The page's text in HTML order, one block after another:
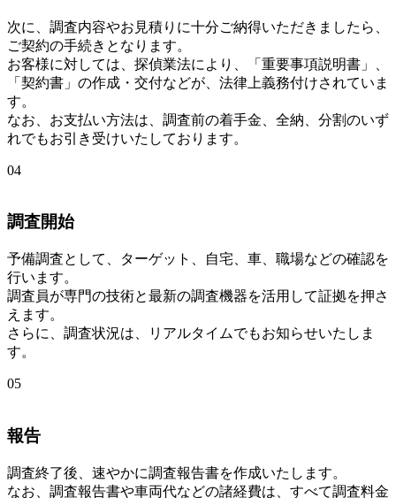
次に、調査内容やお見積りに十分ご納得いただきましたら、
ご契約の手続きとなります。
お客様に対しては、探偵業法により、「重要事項説明書」、
「契約書」の作成・交付などが、法律上義務付けされていま
す。
なお、お支払い方法は、調査前の着手金、全納、分割のいず
れでもお引き受けいたしております。
04
調査開始
予備調査として、ターゲット、自宅、車、職場などの確認を
行います。
調査員が専門の技術と最新の調査機器を活用して証拠を押さ
えます。
さらに、調査状況は、リアルタイムでもお知らせいたしま
す。
05
報告
調査終了後、速やかに調査報告書を作成いたします。
なお、調査報告書や車両代などの諸経費は、すべて調査料金